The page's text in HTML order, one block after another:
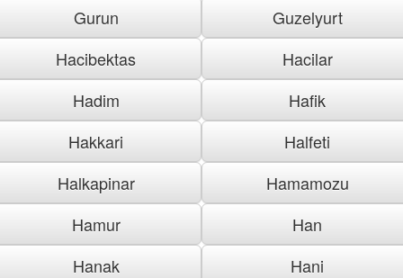
Gurun
Guzelyurt
Hacibektas
Hacilar
Hadim
Hafik
Hakkari
Halfeti
Halkapinar
Hamamozu
Hamur
Han
Hanak
Hani